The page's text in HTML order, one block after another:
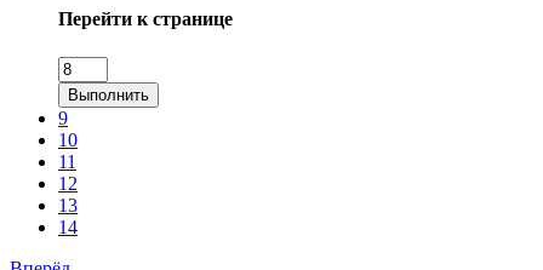
Перейти к странице
Выполнить
9
10
11
12
13
14